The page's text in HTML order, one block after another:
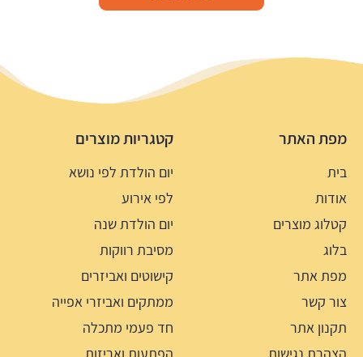
מפת האתר
בית
אודות
קטלוג מוצרים
בלוג
מפת אתר
צור קשר
תקנון אתר
קטגריות מוצרים
יום הולדת לפי נושא
לפי אירוע
יום הולדת שנה
מסיבת רווקות
קישוטים ואביזרים
ממתקים ואביזרי אפייה
חד פעמי מתכלה